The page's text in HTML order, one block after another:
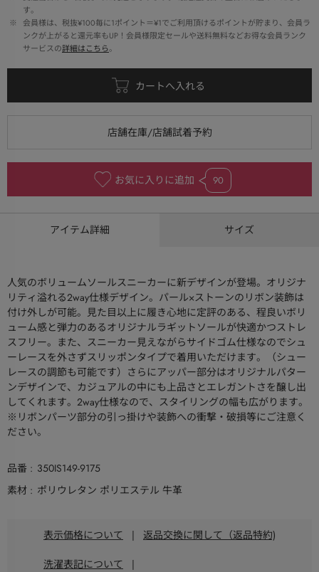
す。
※
会員様は、税抜¥100毎に1ポイント＝¥1でご利用頂けるポイントが貯まり、会員ラ
ンクが上がると還元率もUP！会員様限定セールや送料無料などお得な会員ランク
サービスの詳細はこちら。
お気に入りに追加 90
アイテム詳細 サイズ
人気のボリュームソールスニーカーに新デザインが登場。オリジナ
リティ溢れる2way仕様デザイン。パール×ストーンのリボン装飾は
付け外しが可能。見た目以上に履き心地に定評のある、程良いボリ
ューム感と弾力のあるオリジナルラギットソールが快適かつストレ
スフリー。また、スニーカー見えながらサイドゴム仕様なのでシュ
ーレースを外さずスリッポンタイプで着用いただけます。（シュー
レースの調節も可能です）さらにアッパー部分はオリジナルパター
ンデザインで、カジュアルの中にも上品さとエレガントさを醸し出
してくれます。2way仕様なので、スタイリングの幅も広がります。
※リボンパーツ部分の引っ掛けや装飾への衝撃・破損等にご注意く
ださい。
品番
350IS149-9175
素材
ポリウレタン ポリエステル 牛革
表示価格について | 返品交換に関して（返品特約)
洗濯表記について |